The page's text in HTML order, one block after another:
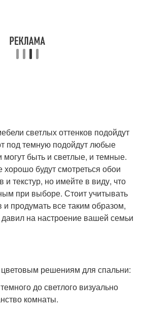
светлых оттенков подойдут
под темную подойдут любые
могут быть и светлые, и темные.
будут смотреться обои
и текстур, но имейте в виду, что
при выборе. Стоит учитывать
и продумать все таким образом,
на настроение вашей семьи
решениям для спальни:
до светлого визуально
комнаты.